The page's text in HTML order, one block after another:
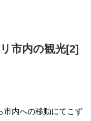
市内の観光[2]
市内への移動にてこず